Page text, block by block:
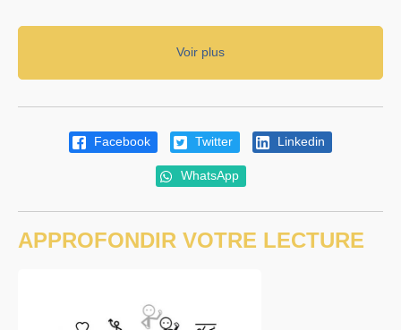
Voir plus
Facebook Twitter Linkedin
WhatsApp
APPROFONDIR VOTRE LECTURE